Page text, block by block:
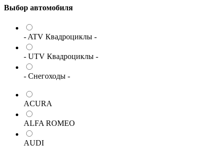
Выбор автомобиля
- ATV Квадроциклы -
- UTV Квадроциклы -
- Снегоходы -
ACURA
ALFA ROMEO
AUDI